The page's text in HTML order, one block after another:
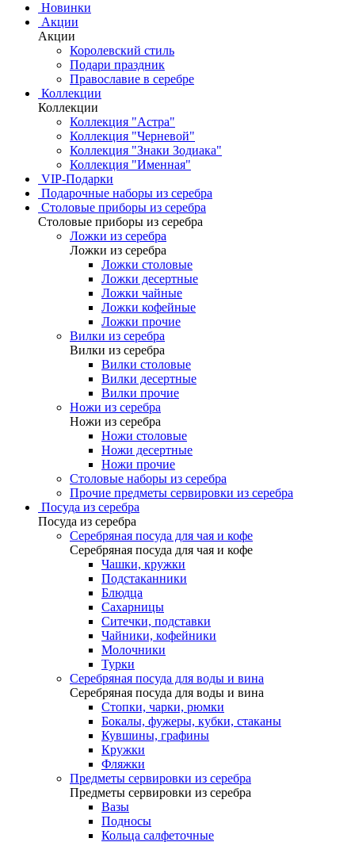
Новинки
Акции
Акции
Королевский стиль
Подари праздник
Православие в серебре
Коллекции
Коллекции
Коллекция "Астра"
Коллекция "Черневой"
Коллекция "Знаки Зодиака"
Коллекция "Именная"
VIP-Подарки
Подарочные наборы из серебра
Столовые приборы из серебра
Столовые приборы из серебра
Ложки из серебра
Ложки из серебра
Ложки столовые
Ложки десертные
Ложки чайные
Ложки кофейные
Ложки прочие
Вилки из серебра
Вилки из серебра
Вилки столовые
Вилки десертные
Вилки прочие
Ножи из серебра
Ножи из серебра
Ножи столовые
Ножи десертные
Ножи прочие
Столовые наборы из серебра
Прочие предметы сервировки из серебра
Посуда из серебра
Посуда из серебра
Серебряная посуда для чая и кофе
Серебряная посуда для чая и кофе
Чашки, кружки
Подстаканники
Блюдца
Сахарницы
Ситечки, подставки
Чайники, кофейники
Молочники
Турки
Серебряная посуда для воды и вина
Серебряная посуда для воды и вина
Стопки, чарки, рюмки
Бокалы, фужеры, кубки, стаканы
Кувшины, графины
Кружки
Фляжки
Предметы сервировки из серебра
Предметы сервировки из серебра
Вазы
Подносы
Кольца салфеточные